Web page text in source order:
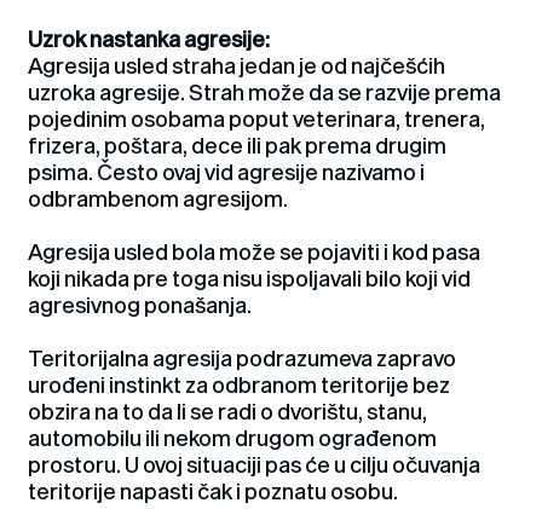
Uzrok nastanka agresije:
Agresija usled straha jedan je od najčešćih
uzroka agresije. Strah može da se razvije prema
pojedinim osobama poput veterinara, trenera,
frizera, poštara, dece ili pak prema drugim
psima. Često ovaj vid agresije nazivamo i
odbrambenom agresijom.
Agresija usled bola može se pojaviti i kod pasa
koji nikada pre toga nisu ispoljavali bilo koji vid
agresivnog ponašanja.
Teritorijalna agresija podrazumeva zapravo
urođeni instinkt za odbranom teritorije bez
obzira na to da li se radi o dvorištu, stanu,
automobilu ili nekom drugom ograđenom
prostoru. U ovoj situaciji pas će u cilju očuvanja
teritorije napasti čak i poznatu osobu.